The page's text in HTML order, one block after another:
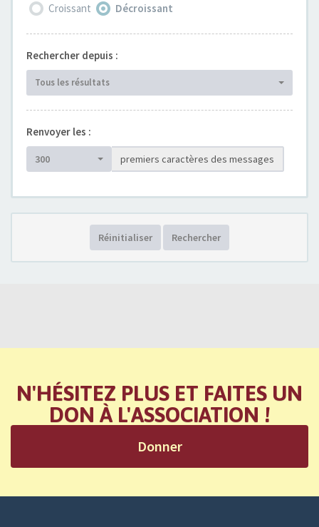
Croissant Décroissant
Rechercher depuis :
Tous les résultats
Renvoyer les :
300 premiers caractères des messages
Réinitialiser Rechercher
N'HÉSITEZ PLUS ET FAITES UN
DON À L'ASSOCIATION !
Donner